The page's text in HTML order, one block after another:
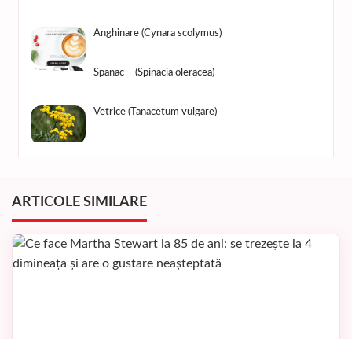
Anghinare (Cynara scolymus)
Spanac – (Spinacia oleracea)
Vetrice (Tanacetum vulgare)
ARTICOLE SIMILARE